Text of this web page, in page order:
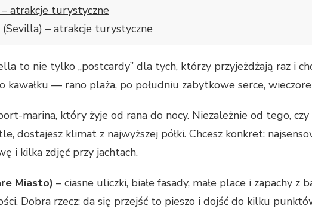
atrakcje turystyczne
(Sevilla) – atrakcje turystyczne
to nie tylko „postcardy” dla tych, którzy przyjeżdżają raz i
kawałku — rano plaża, po południu zabytkowe serce,
marina, który żyje od rana do nocy. Niezależnie od tego, czy
dostajesz klimat z najwyższej półki. Chcesz konkret:
i kilka zdjęć przy jachtach.
Miasto) – ciasne uliczki, białe fasady, małe place i zapachy
Dobra rzecz: da się przejść to pieszo i dojść do kilku